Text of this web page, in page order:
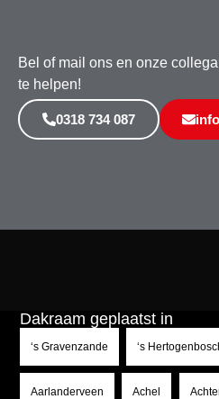
Bel of mail ons en onze
te helpen!
0318 734 087
Dakraam geplaatst in
‘s Gravenzande ‘s
Aarlanderveen Achel